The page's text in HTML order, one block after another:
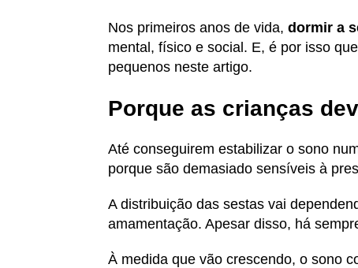
Nos primeiros anos de vida, dormir a
mental, físico e social. E, é por isso
pequenos neste artigo.
Porque as crianças
Até conseguirem estabilizar o sono
porque são demasiado sensíveis à
A distribuição das sestas vai
amamentação. Apesar disso, há
À medida que vão crescendo, o sono